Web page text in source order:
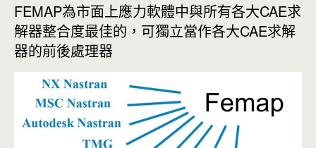
FEMAP為市面上應力軟體中與所有各大CAE求
解器整合度最佳的，可獨立當作各大CAE求解
器的前後處理器